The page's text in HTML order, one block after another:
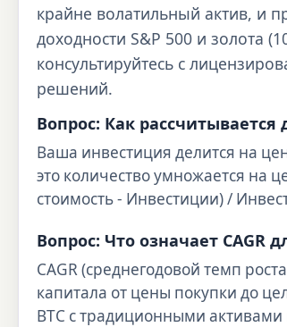
крайне волатильный актив, и
доходности S&P 500 и золота
консультируйтесь с
решений.
Вопрос: Как
Ваша инвестиция делится на
это количество умножается на
стоимость - Инвестиции) /
Вопрос: Что означает CAGR
CAGR (среднегодовой темп
капитала от цены покупки до
BTC с традиционными